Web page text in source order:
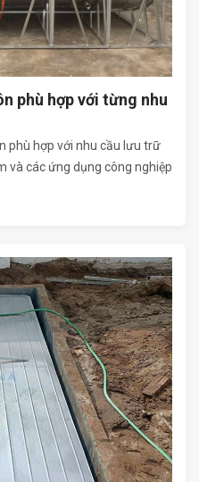
phù hợp với từng nhu
phù hợp với nhu cầu lưu trữ
và các ứng dụng công nghiệp